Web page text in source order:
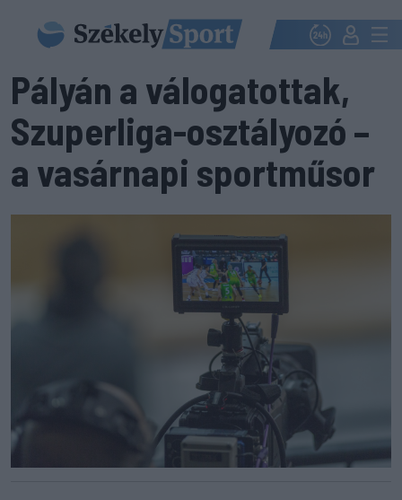
Pályán a válogatottak,
Szuperliga-osztályozó –
a vasárnapi sportműsor